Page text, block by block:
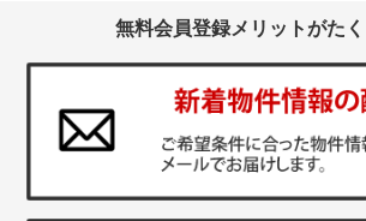
無料会員登録メリットがたく